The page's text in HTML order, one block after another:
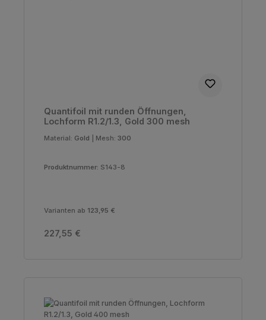
Quantifoil mit runden Öffnungen,
Lochform R1.2/1.3, Gold 300 mesh
Material: Gold Mesh: 300
Produktnummer: S143-8
Varianten ab 123,95 €
Regulärer Preis:
227,55 €